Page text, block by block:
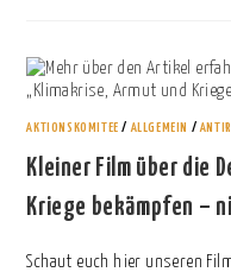
AKTIONSKOMITEE / ALLGEMEIN /
Kleiner Film über die
Kriege bekämpfen –
Schaut euch hier unseren